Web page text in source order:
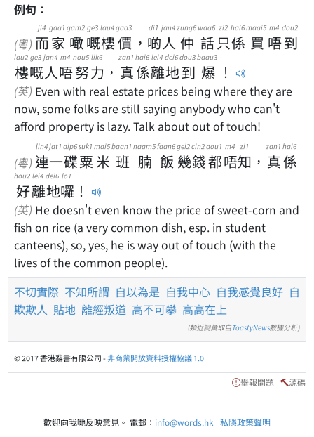
例句：
(粵) 而
ji4
家
gaa1
噉
gam2
嘅
ge3
樓
lau4
價
gaa3
， 啲
di1
人
jan4
仲
zung6
話
waa6
只
zi2
係
hai6
買
maai5
唔
m4
到
dou2
樓
lau2
嘅
ge3
人
jan4
唔
m4
努
nou5
力
lik6
， 真
zan1
係
hai6
離
lei4
地
dei6
到
dou3
爆
baau3
！
(英) Even with real estate prices being where they are
now, some folks are still saying anybody who can't
afford property is lazy. Talk about out of touch!
(粵) 連
lin4
一
jat1
碟
dip6
粟
suk1
米
mai5
班
baan1
腩
naam5
飯
faan6
幾
gei2
錢
cin2
都
dou1
唔
m4
知
zi1
， 真
zan1
係
hai6
好
hou2
離
lei4
地
dei6
囉
lo1
！
(英) He doesn't even know the price of sweet-corn and
fish on rice (a very common dish, esp. in student
canteens), so, yes, he is way out of touch (with the
lives of the common people).
不切實際 不知所謂 自以為是 自我中心 自我感覺良好 自
欺欺人 貼地 離經叛道 高不可攀 高高在上
(類近詞彙取自ToastyNews數據分析)
© 2017 香港辭書有限公司 -非商業開放資料授權協議 1.0
舉報問題 源碼
歡迎向我哋反映意見。 電郵： info@words.hk | 私隱政策聲明